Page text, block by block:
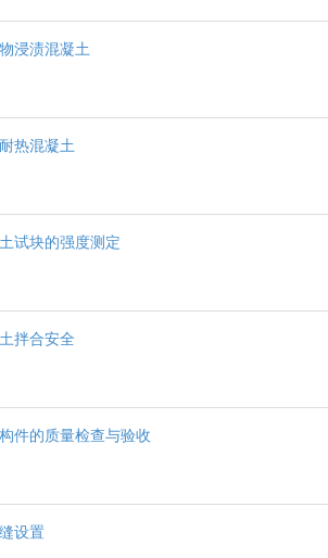
浸渍混凝土
热混凝土
试块的强度测定
拌合安全
件的质量检查与验收
设置